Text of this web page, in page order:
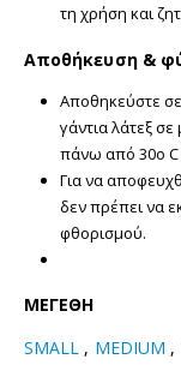
τη χρήση και
Αποθήκευση &
Αποθηκεύστε
γάντια λάτεξ
πάνω από 30o C
Για να
δεν πρέπει να
φθορισμού.
ΜΕΓΕΘΗ
SMALL , MEDIUM ,